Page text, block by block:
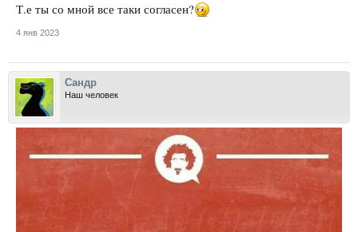
Т.е ты со мной все таки согласен?
4 янв 2023
Сандр
Наш человек